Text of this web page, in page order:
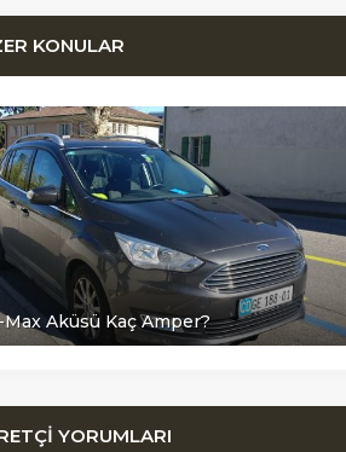
KONULAR
Max Aküsü Kaç Amper?
YORUMLARI